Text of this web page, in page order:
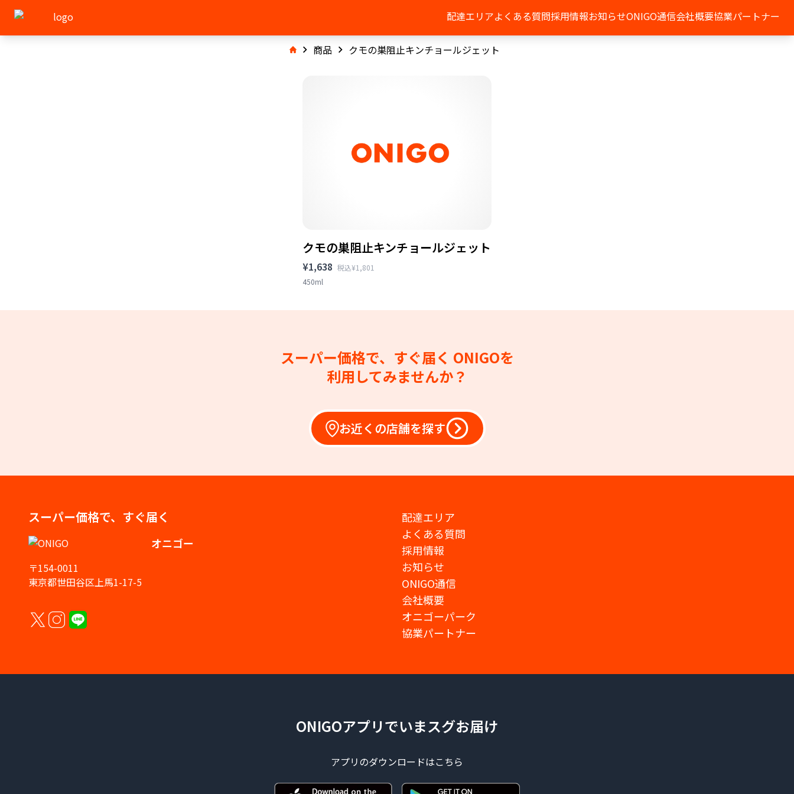
配達エリアよくある質問採用情報お知らせONIGO通信会社概要協業パートナー
商品 クモの巣阻止キンチョールジェット
クモの巣阻止キンチョールジェット
¥1,638 税込¥1,801
450ml
スーパー価格で、すぐ届く ONIGOを
利用してみませんか？
お近くの店舗を探す
スーパー価格で、すぐ届く
オニゴー
〒154-0011
東京都世田谷区上馬1-17-5
配達エリア
よくある質問
採用情報
お知らせ
ONIGO通信
会社概要
オニゴーパーク
協業パートナー
ONIGOアプリでいまスグお届け
アプリのダウンロードはこちら